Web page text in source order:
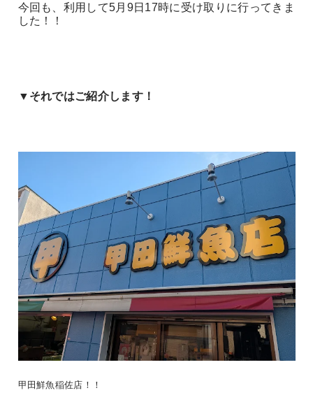
今回も、利用して5月9日17時に受け取りに行ってきま
した！！
▼それではご紹介します！
甲田鮮魚稲佐店！！